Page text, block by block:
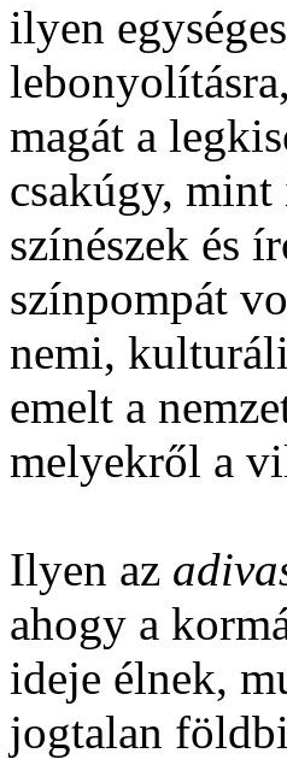
ilyen
magát a
csakúgy,
színészek és
színpompát
nemi,
emelt a
melyekről a
Ilyen az
ahogy a
ideje élnek,
jogtalan